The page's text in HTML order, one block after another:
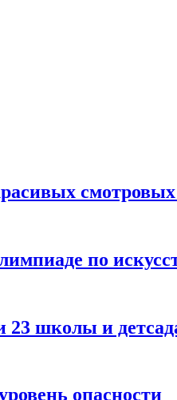
по
23 школы и
опасности